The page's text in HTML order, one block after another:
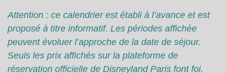
Attention : ce calendrier est établi à l’avance et est
proposé à titre informatif. Les périodes affichée
peuvent évoluer l’approche de la date de séjour.
Seuls les prix affichés sur la plateforme de
réservation officielle de Disneyland Paris font foi.